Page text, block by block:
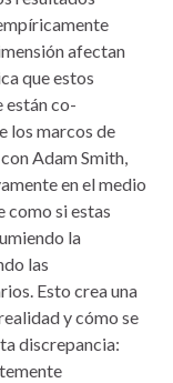
afectan
que estos
están co-
los marcos de
Adam Smith,
en el medio
si estas
la
las
Esto crea una
y cómo se
discrepancia: